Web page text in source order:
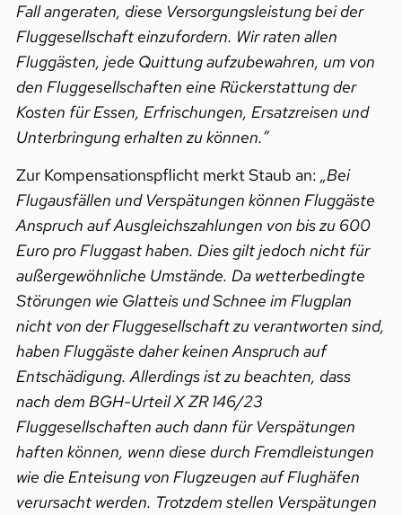
Fall angeraten, diese Versorgungsleistung bei der
Fluggesellschaft einzufordern. Wir raten allen
Fluggästen, jede Quittung aufzubewahren, um von
den Fluggesellschaften eine Rückerstattung der
Kosten für Essen, Erfrischungen, Ersatzreisen und
Unterbringung erhalten zu können.”
Zur Kompensationspflicht merkt Staub an: „Bei
Flugausfällen und Verspätungen können Fluggäste
Anspruch auf Ausgleichszahlungen von bis zu 600
Euro pro Fluggast haben. Dies gilt jedoch nicht für
außergewöhnliche Umstände. Da wetterbedingte
Störungen wie Glatteis und Schnee im Flugplan
nicht von der Fluggesellschaft zu verantworten sind,
haben Fluggäste daher keinen Anspruch auf
Entschädigung. Allerdings ist zu beachten, dass
nach dem BGH-Urteil X ZR 146/23
Fluggesellschaften auch dann für Verspätungen
haften können, wenn diese durch Fremdleistungen
wie die Enteisung von Flugzeugen auf Flughäfen
verursacht werden. Trotzdem stellen Verspätungen